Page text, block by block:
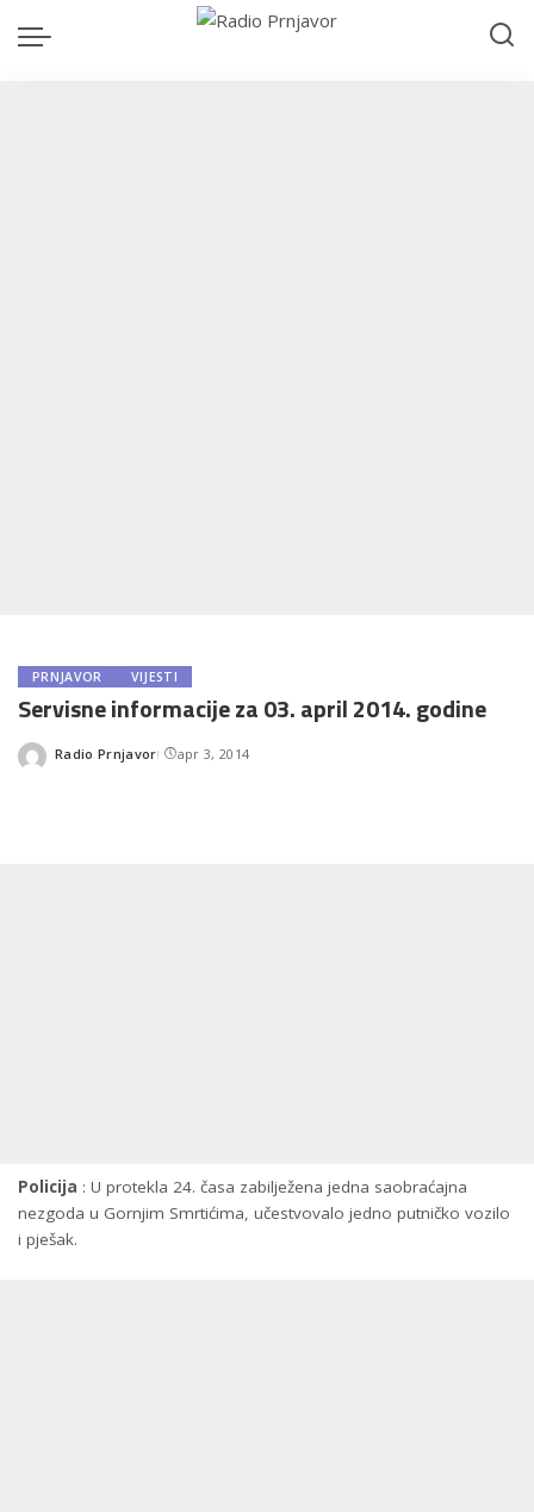
PRNJAVOR VIJESTI
Servisne informacije za 03. april 2014. godine
Posted
Radio Prnjavor apr 3, 2014
Policija : U protekla 24. časa zabilježena jedna saobraćajna
nezgoda u Gornjim Smrtićima, učestvovalo jedno putničko vozilo
i pješak.